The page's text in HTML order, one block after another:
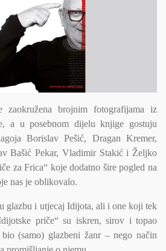
zaokružena brojnim fotografijama iz
a u posebnom dijelu knjige gostuju
Borislav Pešić, Dragan Kremer,
Bašić Pekar, Vladimir Stakić i Željko
za Frica“ koje dodatno šire pogled na
nas je oblikovalo.
glazbu i utjecaj Idijota, ali i one koji tek
priče“ su iskren, sirov i topao
(samo) glazbeni žanr – nego način